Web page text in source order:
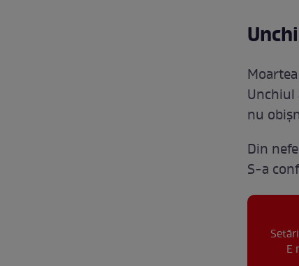
Unchiul
nu
Din
S-a
E